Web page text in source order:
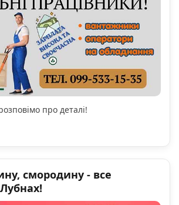
про деталі!
смородину - все